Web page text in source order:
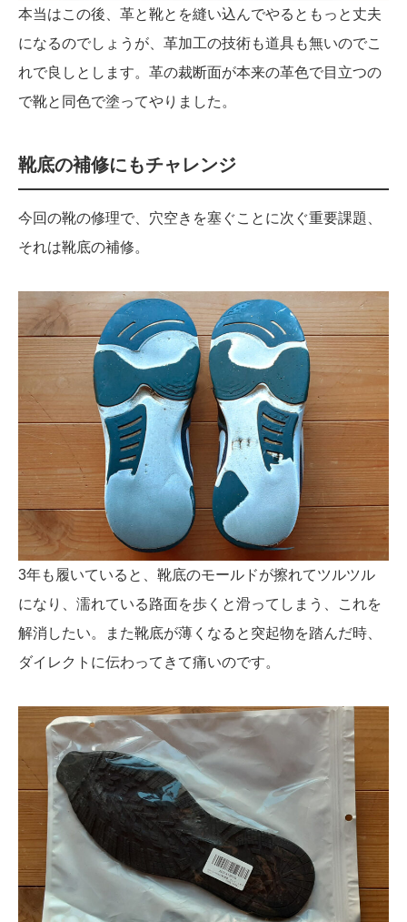
本当はこの後、革と靴とを縫い込んでやるともっと丈夫
になるのでしょうが、革加工の技術も道具も無いのでこ
れで良しとします。革の裁断面が本来の革色で目立つの
で靴と同色で塗ってやりました。
靴底の補修にもチャレンジ
今回の靴の修理で、穴空きを塞ぐことに次ぐ重要課題、
それは靴底の補修。
3年も履いていると、靴底のモールドが擦れてツルツル
になり、濡れている路面を歩くと滑ってしまう、これを
解消したい。また靴底が薄くなると突起物を踏んだ時、
ダイレクトに伝わってきて痛いのです。